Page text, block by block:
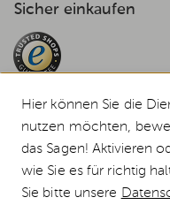
Sicher einkaufen
© 2026 Weststyle
Alle Preise inkl. MwSt., inkl.
Durchgestrichene Preise
Hier können Sie die
nutzen möchten,
das Sagen! Aktivieren
wie Sie es für richtig
Sie bitte unsere